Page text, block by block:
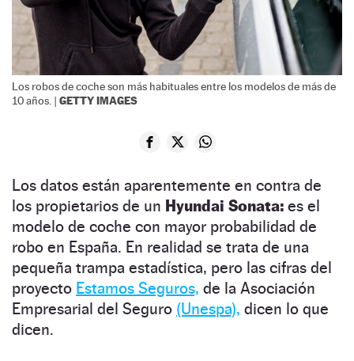
Los robos de coche son más habituales entre los modelos de más de
10 años. | GETTY IMAGES
Los datos están aparentemente en contra de
los propietarios de un Hyundai Sonata: es el
modelo de coche con mayor probabilidad de
robo en España. En realidad se trata de una
pequeña trampa estadística, pero las cifras del
proyecto Estamos Seguros, de la Asociación
Empresarial del Seguro (Unespa), dicen lo que
dicen.